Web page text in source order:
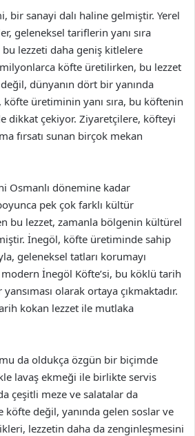
bir sanayi dalı haline gelmiştir. Yerel
geleneksel tariflerin yanı sıra
lezzeti daha geniş kitlelere
milyonlarca köfte üretilirken, bu lezzet
dünyanın dört bir yanında
köfte üretiminin yanı sıra, bu köftenin
dikkat çekiyor. Ziyaretçilere, köfteyi
fırsatı sunan birçok mekan
Osmanlı dönemine kadar
pek çok farklı kültür
bu lezzet, zamanla bölgenin kültürel
İnegöl, köfte üretiminde sahip
geleneksel tatları korumayı
modern İnegöl Köfte’si, bu köklü tarih
olarak ortaya çıkmaktadır.
kokan lezzet ile mutlaka
da oldukça özgün bir biçimde
lavaş ekmeği ile birlikte servis
çeşitli meze ve salatalar da
köfte değil, yanında gelen soslar ve
lezzetin daha da zenginleşmesini